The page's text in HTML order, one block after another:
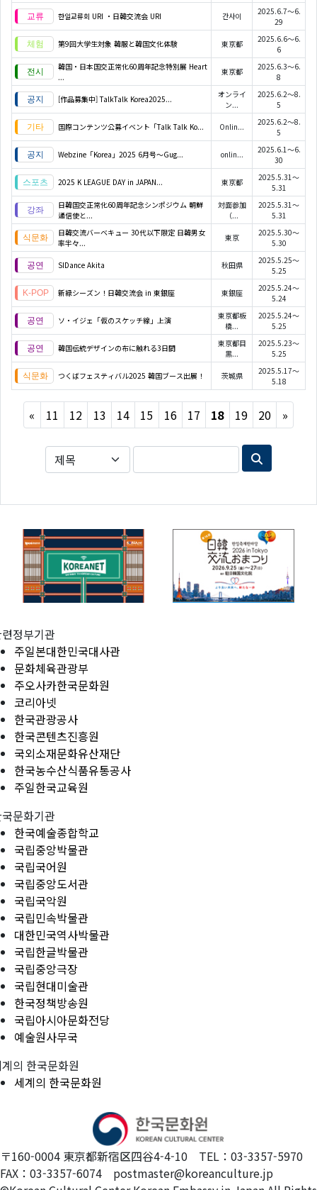
한일교류회 URI ・日韓交流会 URI 간사이
2025.6.7～6.
29
第9回大学生対象 韓服と韓国文化体験 東京都
2025.6.6～6.
6
韓国・日本国交正常化60周年記念特別展 Heart
...
東京都
2025.6.3～6.
8
[作品募集中] TalkTalk Korea2025...
オンライ
ン...
2025.6.2～8.
5
国際コンテンツ公募イベント「Talk Talk Ko... Onlin...
2025.6.2～8.
5
Webzine「Korea」2025 6月号～Gug... onlin...
2025.6.1～6.
30
2025 K LEAGUE DAY in JAPAN... 東京都
2025.5.31～
5.31
日韓国交正常化60周年記念シンポジウム 朝鮮
通信使と...
対面参加
（...
2025.5.31～
5.31
日韓交流バーベキュー 30代以下限定 日韓男女
率半々...
東京
2025.5.30～
5.30
SIDance Akita 秋田県
2025.5.25～
5.25
新緑シーズン！日韓交流会 in 東銀座 東銀座
2025.5.24～
5.24
ソ・イジェ「仮のスケッチ線」上演
東京都板
橋...
2025.5.24～
5.25
韓国伝統デザインの布に触れる3日間
東京都目
黒...
2025.5.23～
5.25
つくばフェスティバル2025 韓国ブース出展！ 茨城県
2025.5.17～
5.18
« Previous
11 12 13 14 15 16 17 18 19 20 »Next
정부기관
주일본대한민국대사관
문화체육관광부
주오사카한국문화원
코리아넷
한국관광공사
한국콘텐츠진흥원
국외소재문화유산재단
한국농수산식품유통공사
주일한국교육원
문화기관
한국예술종합학교
국립중앙박물관
국립국어원
국립중앙도서관
국립국악원
국립민속박물관
대한민국역사박물관
국립한글박물관
국립중앙극장
국립현대미술관
한국정책방송원
국립아시아문화전당
예술원사무국
의 한국문화원
세계의 한국문화원
〒160-0004 東京都新宿区四谷4-4-10 TEL：03-3357-5970
FAX：03-3357-6074 postmaster@koreanculture.jp